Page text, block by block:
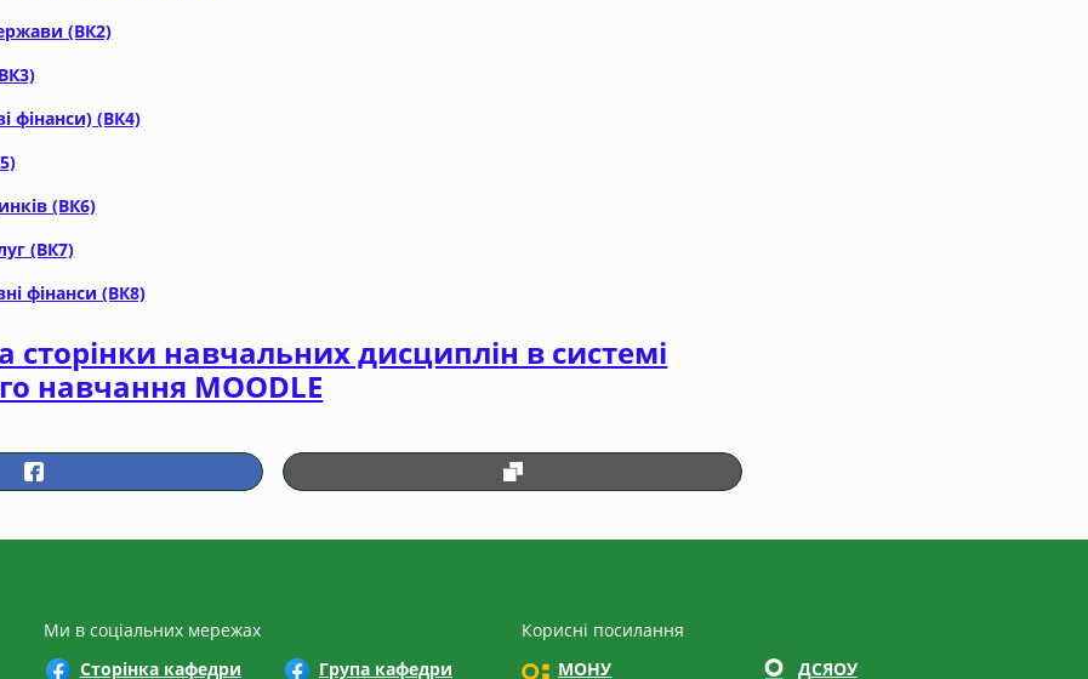
(ВК2)
фінанси) (ВК4)
(ВК6)
(ВК7)
фінанси (ВК8)
сторінки навчальних дисциплін в системі
навчання MOODLE
Ми в соціальних мережах
Сторінка кафедри
Група кафедри
Корисні посилання
МОНУ
ДСЯОУ